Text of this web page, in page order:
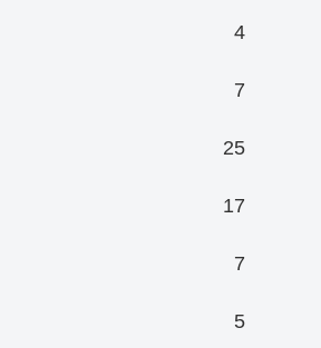
4
7
25
17
7
5